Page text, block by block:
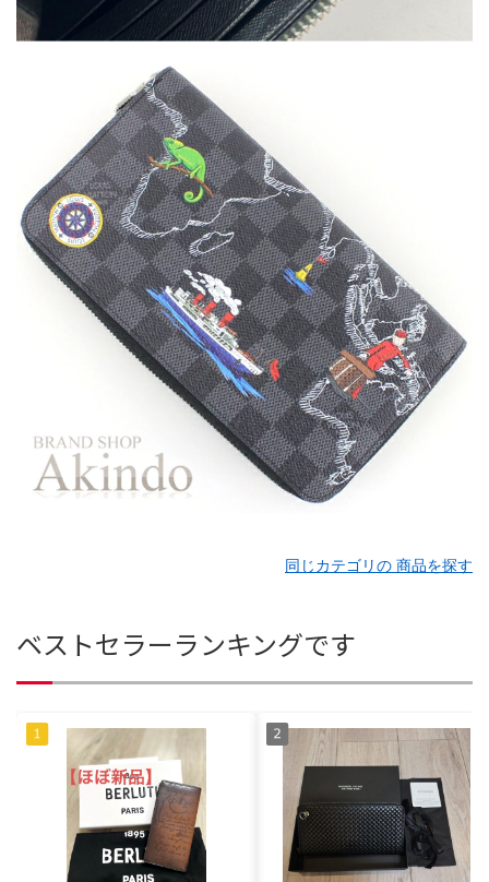
同じカテゴリの 商品を探す
ベストセラーランキングです